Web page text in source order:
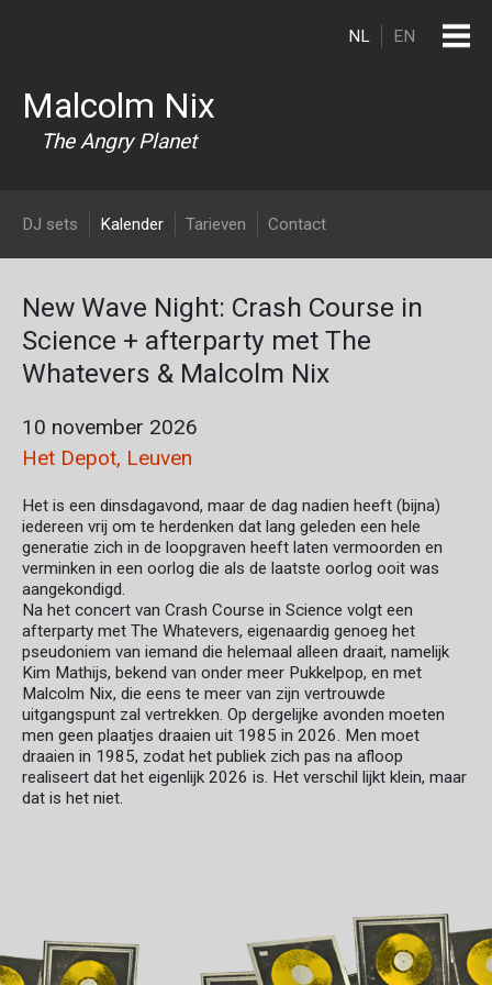
Malcolm Nix
The Angry Planet
NL EN
DJ Malcolm Nix
DJ sets Kalender Tarieven Contact
New Wave Night: Crash Course in
Science + afterparty met The
Whatevers & Malcolm Nix
10 november 2026
Het Depot, Leuven
Het is een dinsdagavond, maar de dag nadien heeft (bijna)
iedereen vrij om te herdenken dat lang geleden een hele
generatie zich in de loopgraven heeft laten vermoorden en
verminken in een oorlog die als de laatste oorlog ooit was
aangekondigd.
Na het concert van Crash Course in Science volgt een
afterparty met The Whatevers, eigenaardig genoeg het
pseudoniem van iemand die helemaal alleen draait, namelijk
Kim Mathijs, bekend van onder meer Pukkelpop, en met
Malcolm Nix, die eens te meer van zijn vertrouwde
uitgangspunt zal vertrekken. Op dergelijke avonden moeten
men geen plaatjes draaien uit 1985 in 2026. Men moet
draaien in 1985, zodat het publiek zich pas na afloop
realiseert dat het eigenlijk 2026 is. Het verschil lijkt klein, maar
dat is het niet.